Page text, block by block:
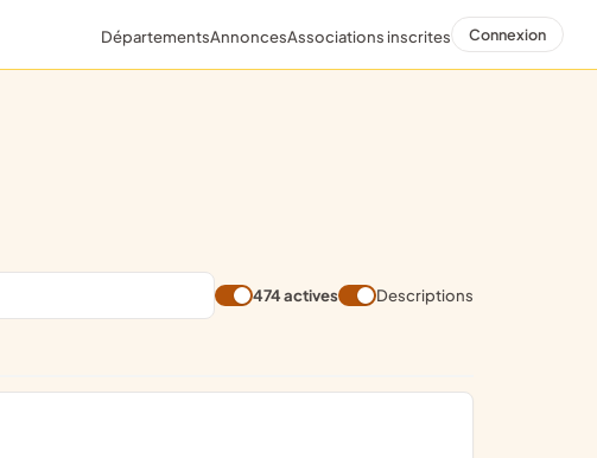
DépartementsAnnoncesAssociations inscrites Connexion
474 actives Descriptions